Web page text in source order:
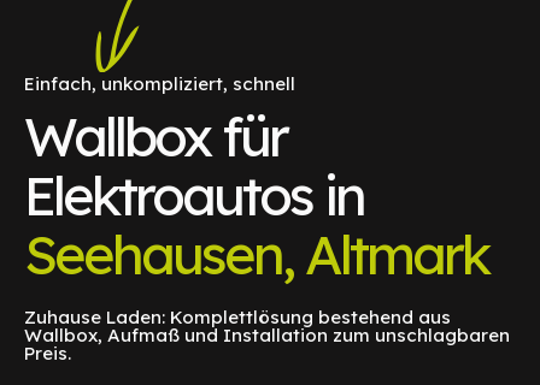
Einfach, unkompliziert, schnell
Wallbox für
Elektroautos in
Seehausen, Altmark
Zuhause Laden: Komplettlösung bestehend aus
Wallbox, Aufmaß und Installation zum unschlagbaren
Preis.